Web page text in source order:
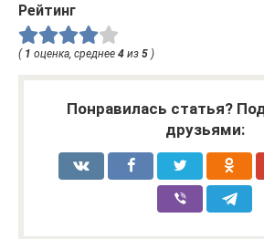
Рейтинг
( 1 оценка, среднее 4 из 5 )
Понравилась статья?
друзьями: